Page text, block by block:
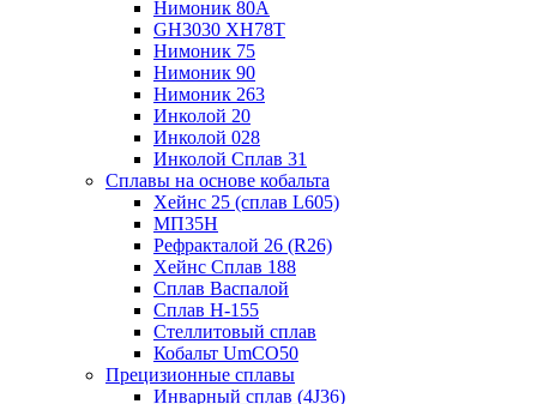
Нимоник 80А
GH3030 XH78T
Нимоник 75
Нимоник 90
Нимоник 263
Инколой 20
Инколой 028
Инколой Сплав 31
Сплавы на основе кобальта
Хейнс 25 (сплав L605)
МП35Н
Рефракталой 26 (R26)
Хейнс Сплав 188
Сплав Васпалой
Сплав Н-155
Стеллитовый сплав
Кобальт UmCO50
Прецизионные сплавы
Инварный сплав (4J36)